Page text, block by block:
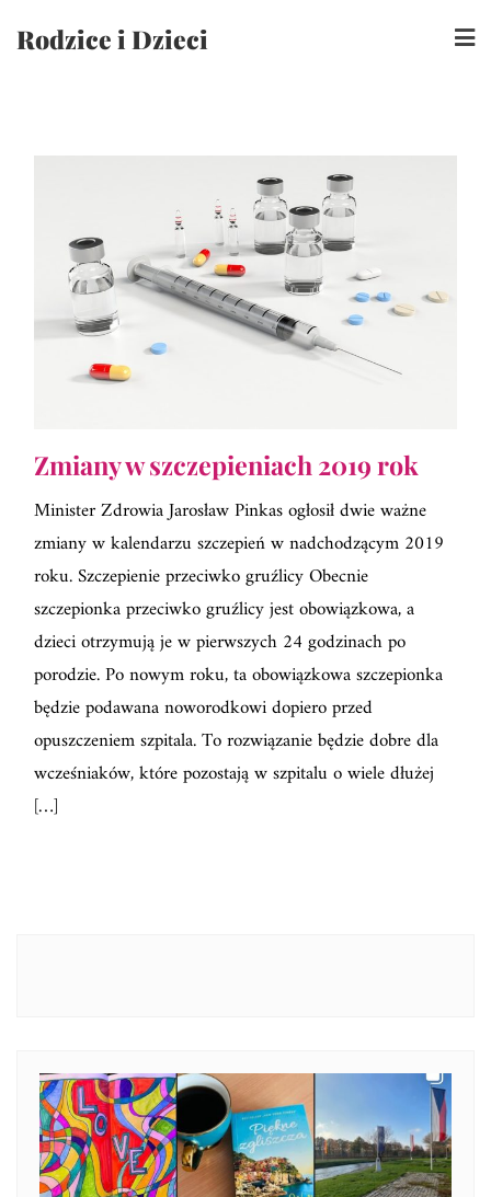
Rodzice i Dzieci
Zmiany w szczepieniach 2019 rok
Minister Zdrowia Jarosław Pinkas ogłosił dwie ważne
zmiany w kalendarzu szczepień w nadchodzącym 2019
roku. Szczepienie przeciwko gruźlicy Obecnie
szczepionka przeciwko gruźlicy jest obowiązkowa, a
dzieci otrzymują je w pierwszych 24 godzinach po
porodzie. Po nowym roku, ta obowiązkowa szczepionka
będzie podawana noworodkowi dopiero przed
opuszczeniem szpitala. To rozwiązanie będzie dobre dla
wcześniaków, które pozostają w szpitalu o wiele dłużej
[…]